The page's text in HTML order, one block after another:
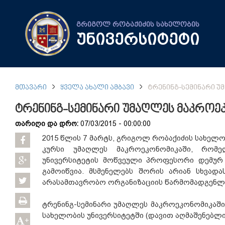
გრიგოლ რობაქიძის სახელობის
უნივერსიტეტი
ᲛᲗᲐᲕᲐᲠᲘ ᲧᲕᲔᲚᲐ ᲐᲮᲐᲚᲘ ᲐᲛᲑᲐᲕᲘ ᲢᲠᲔᲜᲘᲜᲒ-ᲡᲔᲛᲘᲜᲐᲠᲘ
ტრენინგ-სემინარი უმაღლეს
თარიღი და დრო: 07/03/2015 - 00:00:00
+
2015 წლის 7 მარტს, გრიგოლ რობაქიძის
კურსი უმაღლეს მაკროეკონომიკაში,
უნივერსიტეტის მოწვეული პროფესორი
გამოიწვია. მსმენელებს შორის არიან
არასამთავრობო ორგანიზაციის
ტრენინგ-სემინარი უმაღლეს
სახელობის უნივერსიტეტში (დავით